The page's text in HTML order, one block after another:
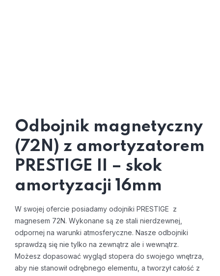
Odbojnik magnetyczny
(72N) z amortyzatorem
PRESTIGE II – skok
amortyzacji 16mm
W swojej ofercie posiadamy odojniki PRESTIGE z
magnesem 72N. Wykonane są ze stali nierdzewnej,
odpornej na warunki atmosferyczne. Nasze odbojniki
sprawdzą się nie tylko na zewnątrz ale i wewnątrz.
Możesz dopasować wygląd stopera do swojego wnętrza,
aby nie stanowił odrębnego elementu, a tworzył całość z